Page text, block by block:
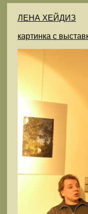
ЛЕНА ХЕЙДИЗ
картинка с